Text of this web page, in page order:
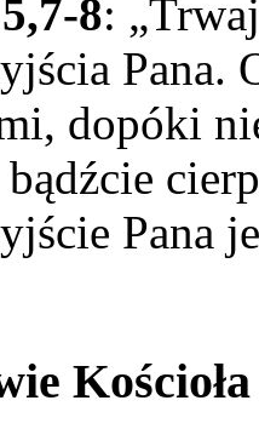
8:
Pana.
dopóki
Pana
Kościoła